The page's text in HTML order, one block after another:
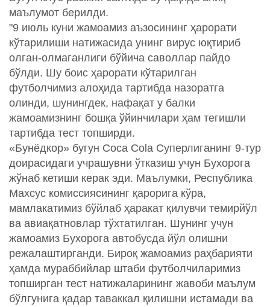
маълумот берилди.
"9 июль куни жамоамиз аъзосининг ҳарорати
кўтарилиши натижасида унинг вирус юқтириб
олган-олмаганлиги бўйича саволлар пайдо
бўлди. Шу боис ҳарорати кўтарилган
футболчимиз алоҳида тартибда назоратга
олинди, шунингдек, нафақат у балки
жамоамизнинг бошқа ўйинчилари ҳам тегишли
тартибда тест топширди.
«Бунёдкор» бугун Coca Cola Суперлиганинг 9-тур
доирасидаги учрашувни ўтказиш учун Бухорога
жўнаб кетиши керак эди. Маълумки, Республика
Махсус комиссиясининг қарорига кўра,
мамлакатимиз бўйлаб ҳаракат қилувчи темирйўл
ва авиақатновлар тўхтатилган. Шунинг учун
жамоамиз Бухорога автобусда йўл олишни
режалаштирганди. Бироқ жамоамиз раҳбарияти
ҳамда мураббийлар штаби футболчиларимиз
топширган тест натижаларининг жавоби маълум
бўлгунига қадар таваккал қилишни истамади ва